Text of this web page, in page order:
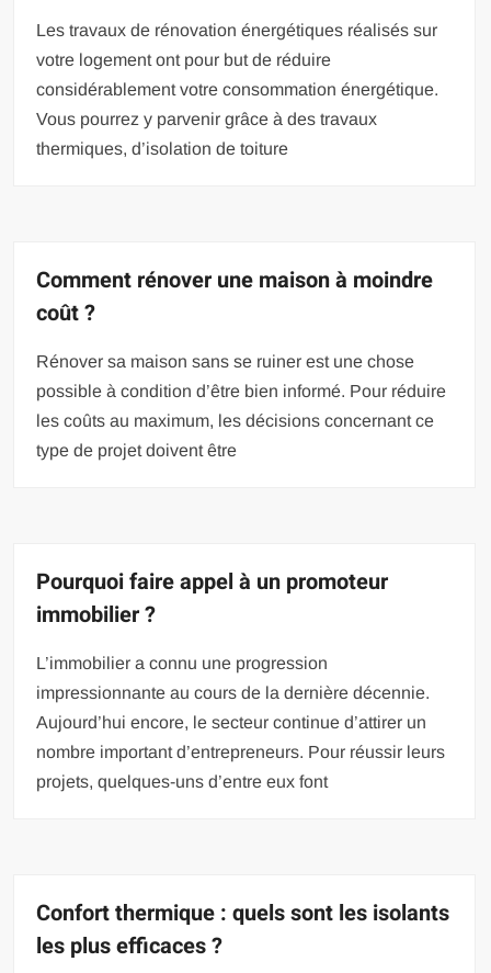
Les travaux de rénovation énergétiques réalisés sur
votre logement ont pour but de réduire
considérablement votre consommation énergétique.
Vous pourrez y parvenir grâce à des travaux
thermiques, d’isolation de toiture
Comment rénover une maison à moindre
coût ?
Rénover sa maison sans se ruiner est une chose
possible à condition d’être bien informé. Pour réduire
les coûts au maximum, les décisions concernant ce
type de projet doivent être
Pourquoi faire appel à un promoteur
immobilier ?
L’immobilier a connu une progression
impressionnante au cours de la dernière décennie.
Aujourd’hui encore, le secteur continue d’attirer un
nombre important d’entrepreneurs. Pour réussir leurs
projets, quelques-uns d’entre eux font
Confort thermique : quels sont les isolants
les plus efficaces ?